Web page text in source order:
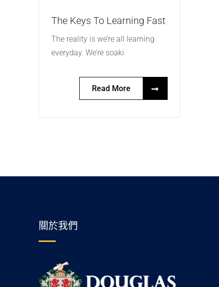
The Keys To Learning Fast
The reality is we’re all learning
everyday. We’re soaki
Read More
關於我們